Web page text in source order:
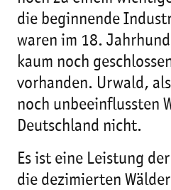
die beginnende
waren im 18.
kaum noch
vorhanden. Urwald,
noch unbeeinflussten
Deutschland nicht.
Es ist eine Leistung
die dezimierten